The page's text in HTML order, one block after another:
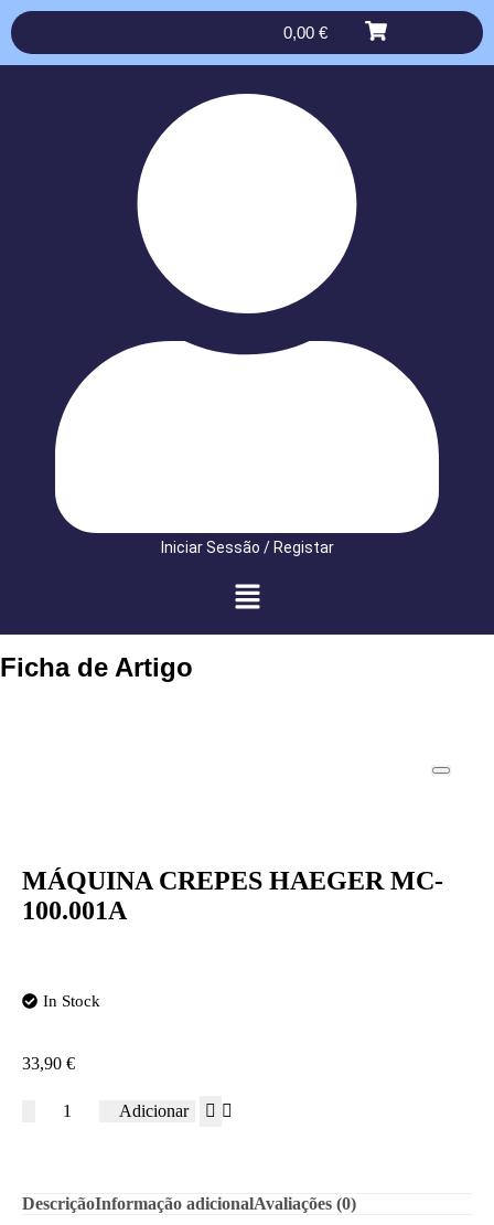
0,00 €
Iniciar Sessão / Registar
Ficha de Artigo
MÁQUINA CREPES HAEGER MC-
100.001A
In Stock
33,90 €
Adicionar
DescriçãoInformação adicionalAvaliações (0)